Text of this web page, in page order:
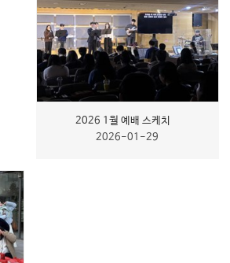
2026 1월 예배 스케치
2026-01-29